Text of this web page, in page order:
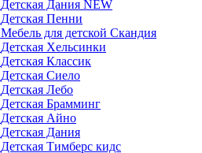
Детская Дания NEW
Детская Пенни
Мебель для детской Скандия
Детская Хельсинки
Детская Классик
Детская Сиело
Детская Лебо
Детская Брамминг
Детская Айно
Детская Дания
Детская Тимберс кидс